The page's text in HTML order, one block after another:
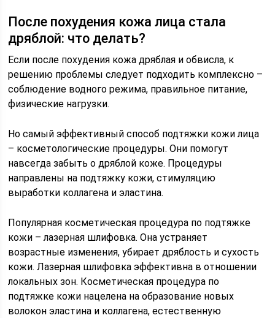
После похудения кожа лица стала
дряблой: что делать?
Если после похудения кожа дряблая и обвисла, к
решению проблемы следует подходить комплексно –
соблюдение водного режима, правильное питание,
физические нагрузки.
Но самый эффективный способ подтяжки кожи лица
– косметологические процедуры. Они помогут
навсегда забыть о дряблой коже. Процедуры
направлены на подтяжку кожи, стимуляцию
выработки коллагена и эластина.
Популярная косметическая процедура по подтяжке
кожи – лазерная шлифовка. Она устраняет
возрастные изменения, убирает дряблость и сухость
кожи. Лазерная шлифовка эффективна в отношении
локальных зон. Косметическая процедура по
подтяжке кожи нацелена на образование новых
волокон эластина и коллагена, естественную